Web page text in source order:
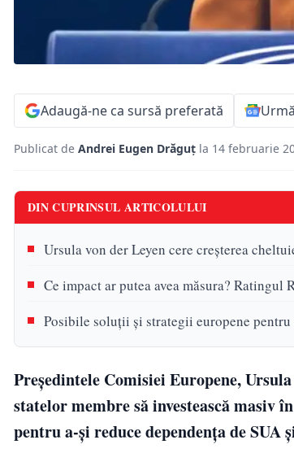
Adaugă-ne ca sursă preferată
Publicat de Andrei Eugen Drăguț la 14 februarie
DIN CUPRINSUL ARTICOLULUI
Ursula von der Leyen cere creșterea
Ce impact ar putea avea măsura?
Posibile soluții și strategii europene
Președintele Comisiei Europene,
statelor membre să investească
pentru a-și reduce dependența de